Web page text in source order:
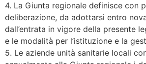
4. La Giunta regionale definisce con
deliberazione, da adottarsi entro
dall’entrata in vigore della presente
e le modalità per l’istituzione e la
5. Le aziende unità sanitarie locali